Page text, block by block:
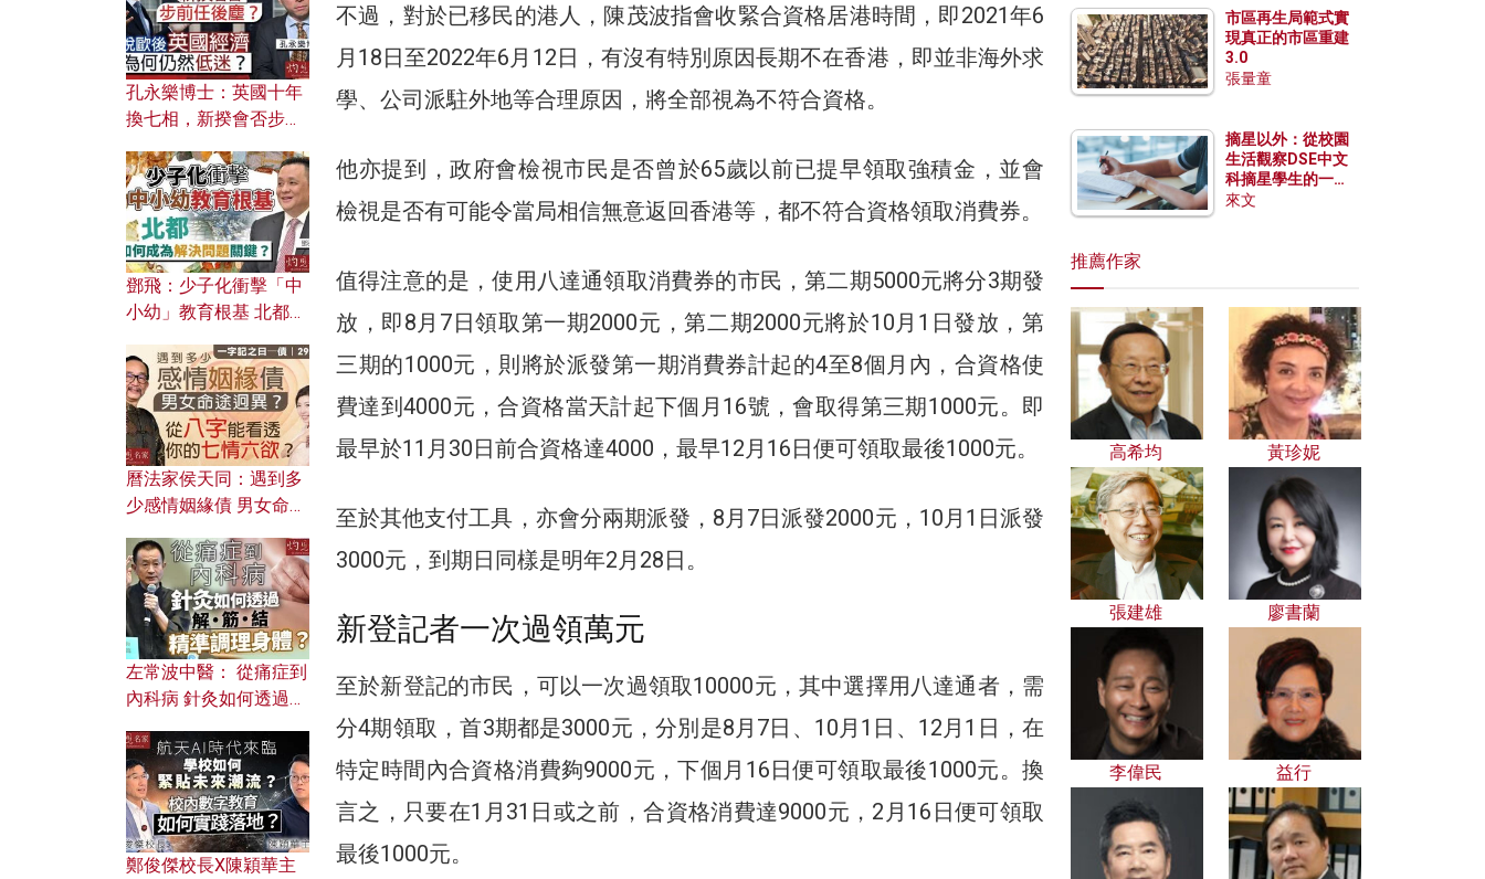
不過，對於已移民的港人，陳茂波指會收緊合資格居港時間，即2021年6
月18日至2022年6月12日，有沒有特別原因長期不在香港，即並非海外求
學、公司派駐外地等合理原因，將全部視為不符合資格。
他亦提到，政府會檢視市民是否曾於65歲以前已提早領取強積金，並會
檢視是否有可能令當局相信無意返回香港等，都不符合資格領取消費券。
值得注意的是，使用八達通領取消費券的市民，第二期5000元將分3期發
放，即8月7日領取第一期2000元，第二期2000元將於10月1日發放，第
三期的1000元，則將於派發第一期消費券計起的4至8個月內，合資格使
費達到4000元，合資格當天計起下個月16號，會取得第三期1000元。即
最早於11月30日前合資格達4000，最早12月16日便可領取最後1000元。
至於其他支付工具，亦會分兩期派發，8月7日派發2000元，10月1日派發
3000元，到期日同樣是明年2月28日。
新登記者一次過領萬元
至於新登記的市民，可以一次過領取10000元，其中選擇用八達通者，需
分4期領取，首3期都是3000元，分別是8月7日、10月1日、12月1日，在
特定時間內合資格消費夠9000元，下個月16日便可領取最後1000元。換
言之，只要在1月31日或之前，合資格消費達9000元，2月16日便可領取
最後1000元。
孔永樂博士：英國十年
換七相，新揆會否步前
濟為何仍然低迷？
鄧飛：少子化衝擊「中
小幼」教育根基 北都如
曆法家侯天同：遇到多
少感情姻緣債 男女命途
的七情六欲？
左常波中醫： 從痛症到
內科病 針灸如何透過解
鄭俊傑校長X陳穎華主
市區再生局範式實
現真正的市區重建
3.0
張量童
摘星以外：從校園
生活觀察DSE中文
科摘星學生的一點
特質
來文
推薦作家
高希均 黃珍妮
張建雄 廖書蘭
李偉民 益行